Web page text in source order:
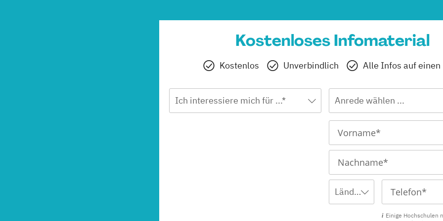
Kostenloses Infomaterial
Kostenlos Unverbindlich Alle Infos auf einen
Ich interessiere mich für ...* Anrede wählen ...
Ländervorwahl wählen ... *
Einige Hochschulen